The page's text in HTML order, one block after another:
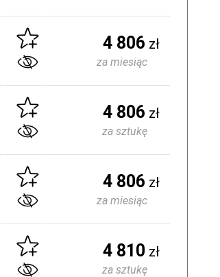
4 806 zł
za miesiąc
4 806 zł
za sztukę
4 806 zł
za miesiąc
4 810 zł
za sztukę